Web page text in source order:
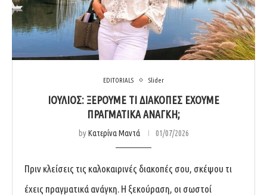
EDITORIALS Slider
ΙΟΎΛΙΟΣ: ΞΈΡΟΥΜΕ ΤΙ ΔΙΑΚΟΠΈΣ ΈΧΟΥΜΕ
ΠΡΑΓΜΑΤΙΚΆ ΑΝΆΓΚΗ;
byΚατερίνα Μαντά 01/07/2026
Πριν κλείσεις τις καλοκαιρινές διακοπές σου, σκέψου τι
έχεις πραγματικά ανάγκη. Η ξεκούραση, οι σωστοί